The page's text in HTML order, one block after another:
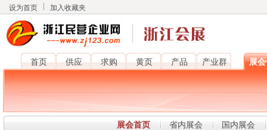
设为首页 加入收藏夹
首页 供应 求购 黄页 产品 产业群 展
展会首页 省内展会 国内展会